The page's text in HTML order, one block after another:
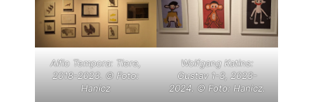
Alfio Tempora: Tiere,
2018-2023. © Foto:
Hanicz
Wolfgang Katins:
Gustav 1-3, 2023-
2024. © Foto: Hanicz.